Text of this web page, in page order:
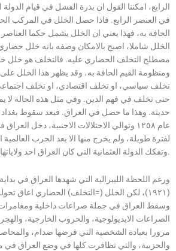
الرابع، امكننا القول ان بذرة الفشل في قيام
في العنصر الرابع. فاذا حصل الخلل في المركب
الحافة به، فهذا يعني ان الخلل يشمل حكما العناصر
الخلل شاملا، اصبح بالامكان وصفه بانه خلل
مصطلح التخلف الحضاري عليه. فالتخلف هو خلل
ومنظومة القيم الحافة به، وقد يظهر هذا الخلل
تخلف سياسي، او تخلف اقتصادي، او تخلف
حتى تخلف في فهم الدين. وفي مثل هذه الحالة لا
حديثة. وهذا ما حصل في العراق. فبعد سقوط بغداد
عام ١٢٥٨ وتوالي الاحتلالات الاجنبية، دخل
وتفكك الدولة العثمانية التي كان العراق احد ولاياتها.
ورغم اللحظة الليبرالية التي شهدها العراق في
(١٩٢١)، لكن الخلل (=التخلف) الحضاري اعاق
وسقط العراق في جملة صراعات داخلية ومغامرات
الصراعات الايديولوجية، والحروب الخارجية،
مرورا بعبادة الشخصية التي فرضها صدام،
والحزبية، والتي تظافرت كلها في وضع العراق في